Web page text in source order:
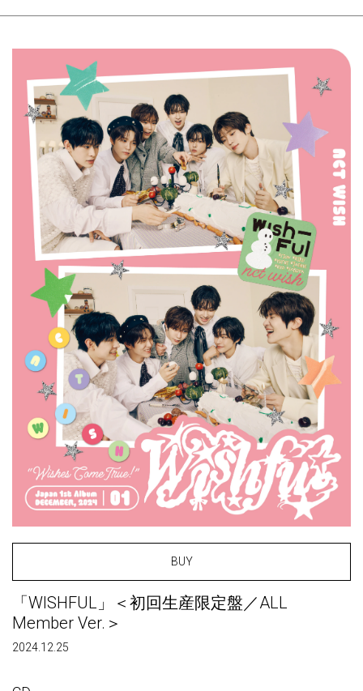
BUY
「WISHFUL」＜初回生産限定盤／ALL
Member Ver.＞
2024.12.25